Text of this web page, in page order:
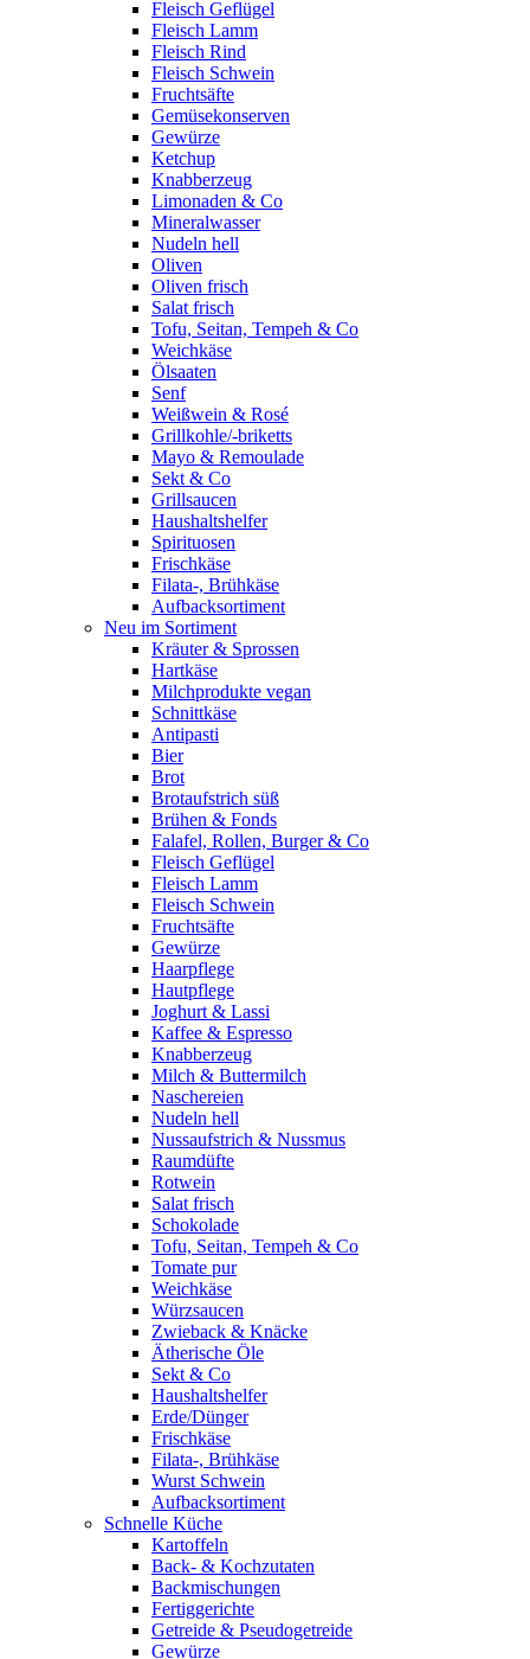
Fleisch Geflügel
Fleisch Lamm
Fleisch Rind
Fleisch Schwein
Fruchtsäfte
Gemüsekonserven
Gewürze
Ketchup
Knabberzeug
Limonaden & Co
Mineralwasser
Nudeln hell
Oliven
Oliven frisch
Salat frisch
Tofu, Seitan, Tempeh & Co
Weichkäse
Ölsaaten
Senf
Weißwein & Rosé
Grillkohle/-briketts
Mayo & Remoulade
Sekt & Co
Grillsaucen
Haushaltshelfer
Spirituosen
Frischkäse
Filata-, Brühkäse
Aufbacksortiment
Neu im Sortiment
Kräuter & Sprossen
Hartkäse
Milchprodukte vegan
Schnittkäse
Antipasti
Bier
Brot
Brotaufstrich süß
Brühen & Fonds
Falafel, Rollen, Burger & Co
Fleisch Geflügel
Fleisch Lamm
Fleisch Schwein
Fruchtsäfte
Gewürze
Haarpflege
Hautpflege
Joghurt & Lassi
Kaffee & Espresso
Knabberzeug
Milch & Buttermilch
Naschereien
Nudeln hell
Nussaufstrich & Nussmus
Raumdüfte
Rotwein
Salat frisch
Schokolade
Tofu, Seitan, Tempeh & Co
Tomate pur
Weichkäse
Würzsaucen
Zwieback & Knäcke
Ätherische Öle
Sekt & Co
Haushaltshelfer
Erde/Dünger
Frischkäse
Filata-, Brühkäse
Wurst Schwein
Aufbacksortiment
Schnelle Küche
Kartoffeln
Back- & Kochzutaten
Backmischungen
Fertiggerichte
Getreide & Pseudogetreide
Gewürze